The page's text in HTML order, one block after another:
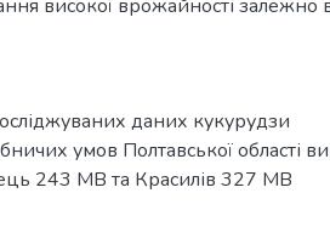
високої врожайності залежно
даних кукурудзи
умов Полтавської області
243 МВ та Красилів 327 МВ